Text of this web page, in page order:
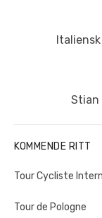
Previous
Next
Stian
KOMMENDE RITT
Tour Cycliste
Tour de Pologne